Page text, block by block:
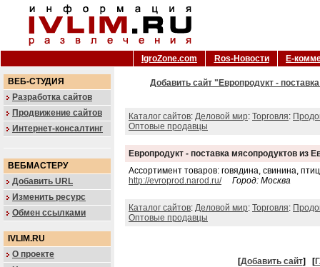
IgroZone.com Ros-Новости Е-
ВЕБ-СТУДИЯ
Разработка сайтов
Продвижение сайтов
Интернет-консалтинг
ВЕБМАСТЕРУ
Добавить URL
Изменить ресурс
Обмен ссылками
IVLIM.RU
О проекте
Добавить сайт "Европродукт -
Каталог сайтов: Деловой мир: Торговля:
Оптовые продавцы
Европродукт - поставка мясопродуктов из
Ассортимент товаров: говядина, свинина,
http://evroprod.narod.ru/
Город: Москва
Каталог сайтов: Деловой мир: Торговля:
Оптовые продавцы
[Добавить сайт] [